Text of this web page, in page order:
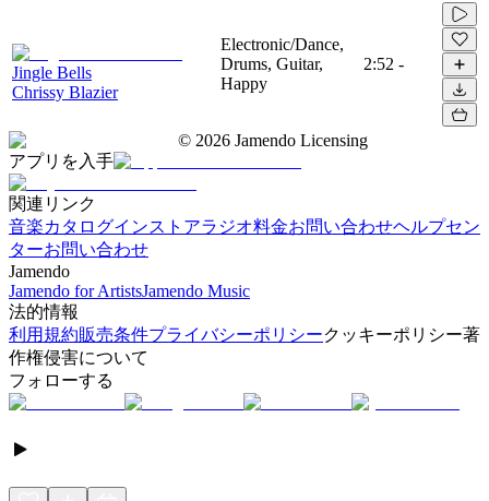
Jingle Bells
Chrissy Blazier
Electronic/Dance,
Drums, Guitar,
Happy
2:52 -
© 2026 Jamendo Licensing
アプリを入手
関連リンク
音楽カタログインストアラジオ料金お問い合わせヘルプセン
ターお問い合わせ
Jamendo
Jamendo for ArtistsJamendo Music
法的情報
利用規約販売条件プライバシーポリシークッキーポリシー著
作権侵害について
フォローする